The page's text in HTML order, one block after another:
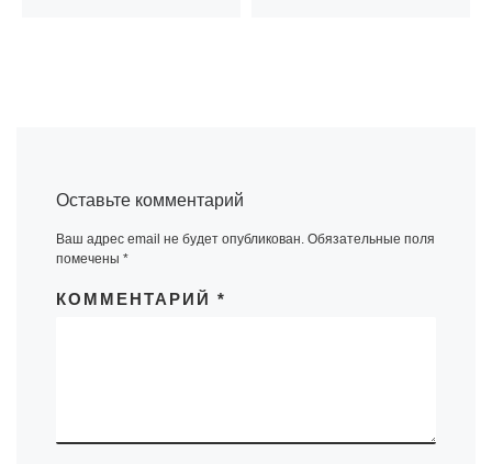
Оставьте комментарий
Ваш адрес email не будет опубликован. Обязательные поля
помечены*
КОММЕНТАРИЙ*